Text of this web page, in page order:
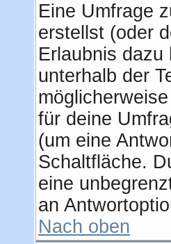
Eine Umfrage
erstellst (oder
Erlaubnis
unterhalb der
für deine
(um eine
Schaltfläche.
eine
an
Nach oben